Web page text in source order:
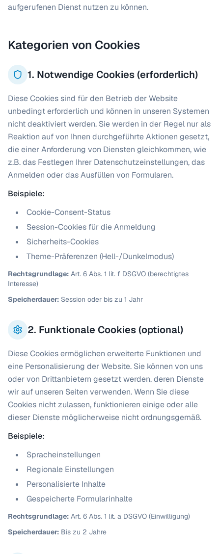
aufgerufenen Dienst nutzen zu können.
Kategorien von Cookies
1. Notwendige Cookies (erforderlich)
Diese Cookies sind für den Betrieb der Website
unbedingt erforderlich und können in unseren Systemen
nicht deaktiviert werden. Sie werden in der Regel nur als
Reaktion auf von Ihnen durchgeführte Aktionen gesetzt,
die einer Anforderung von Diensten gleichkommen, wie
z.B. das Festlegen Ihrer Datenschutzeinstellungen, das
Anmelden oder das Ausfüllen von Formularen.
Beispiele:
Cookie-Consent-Status
Session-Cookies für die Anmeldung
Sicherheits-Cookies
Theme-Präferenzen (Hell-/Dunkelmodus)
Rechtsgrundlage: Art. 6 Abs. 1 lit. f DSGVO (berechtigtes
Interesse)
Speicherdauer: Session oder bis zu 1 Jahr
2. Funktionale Cookies (optional)
Diese Cookies ermöglichen erweiterte Funktionen und
eine Personalisierung der Website. Sie können von uns
oder von Drittanbietern gesetzt werden, deren Dienste
wir auf unseren Seiten verwenden. Wenn Sie diese
Cookies nicht zulassen, funktionieren einige oder alle
dieser Dienste möglicherweise nicht ordnungsgemäß.
Beispiele:
Spracheinstellungen
Regionale Einstellungen
Personalisierte Inhalte
Gespeicherte Formularinhalte
Rechtsgrundlage: Art. 6 Abs. 1 lit. a DSGVO (Einwilligung)
Speicherdauer: Bis zu 2 Jahre